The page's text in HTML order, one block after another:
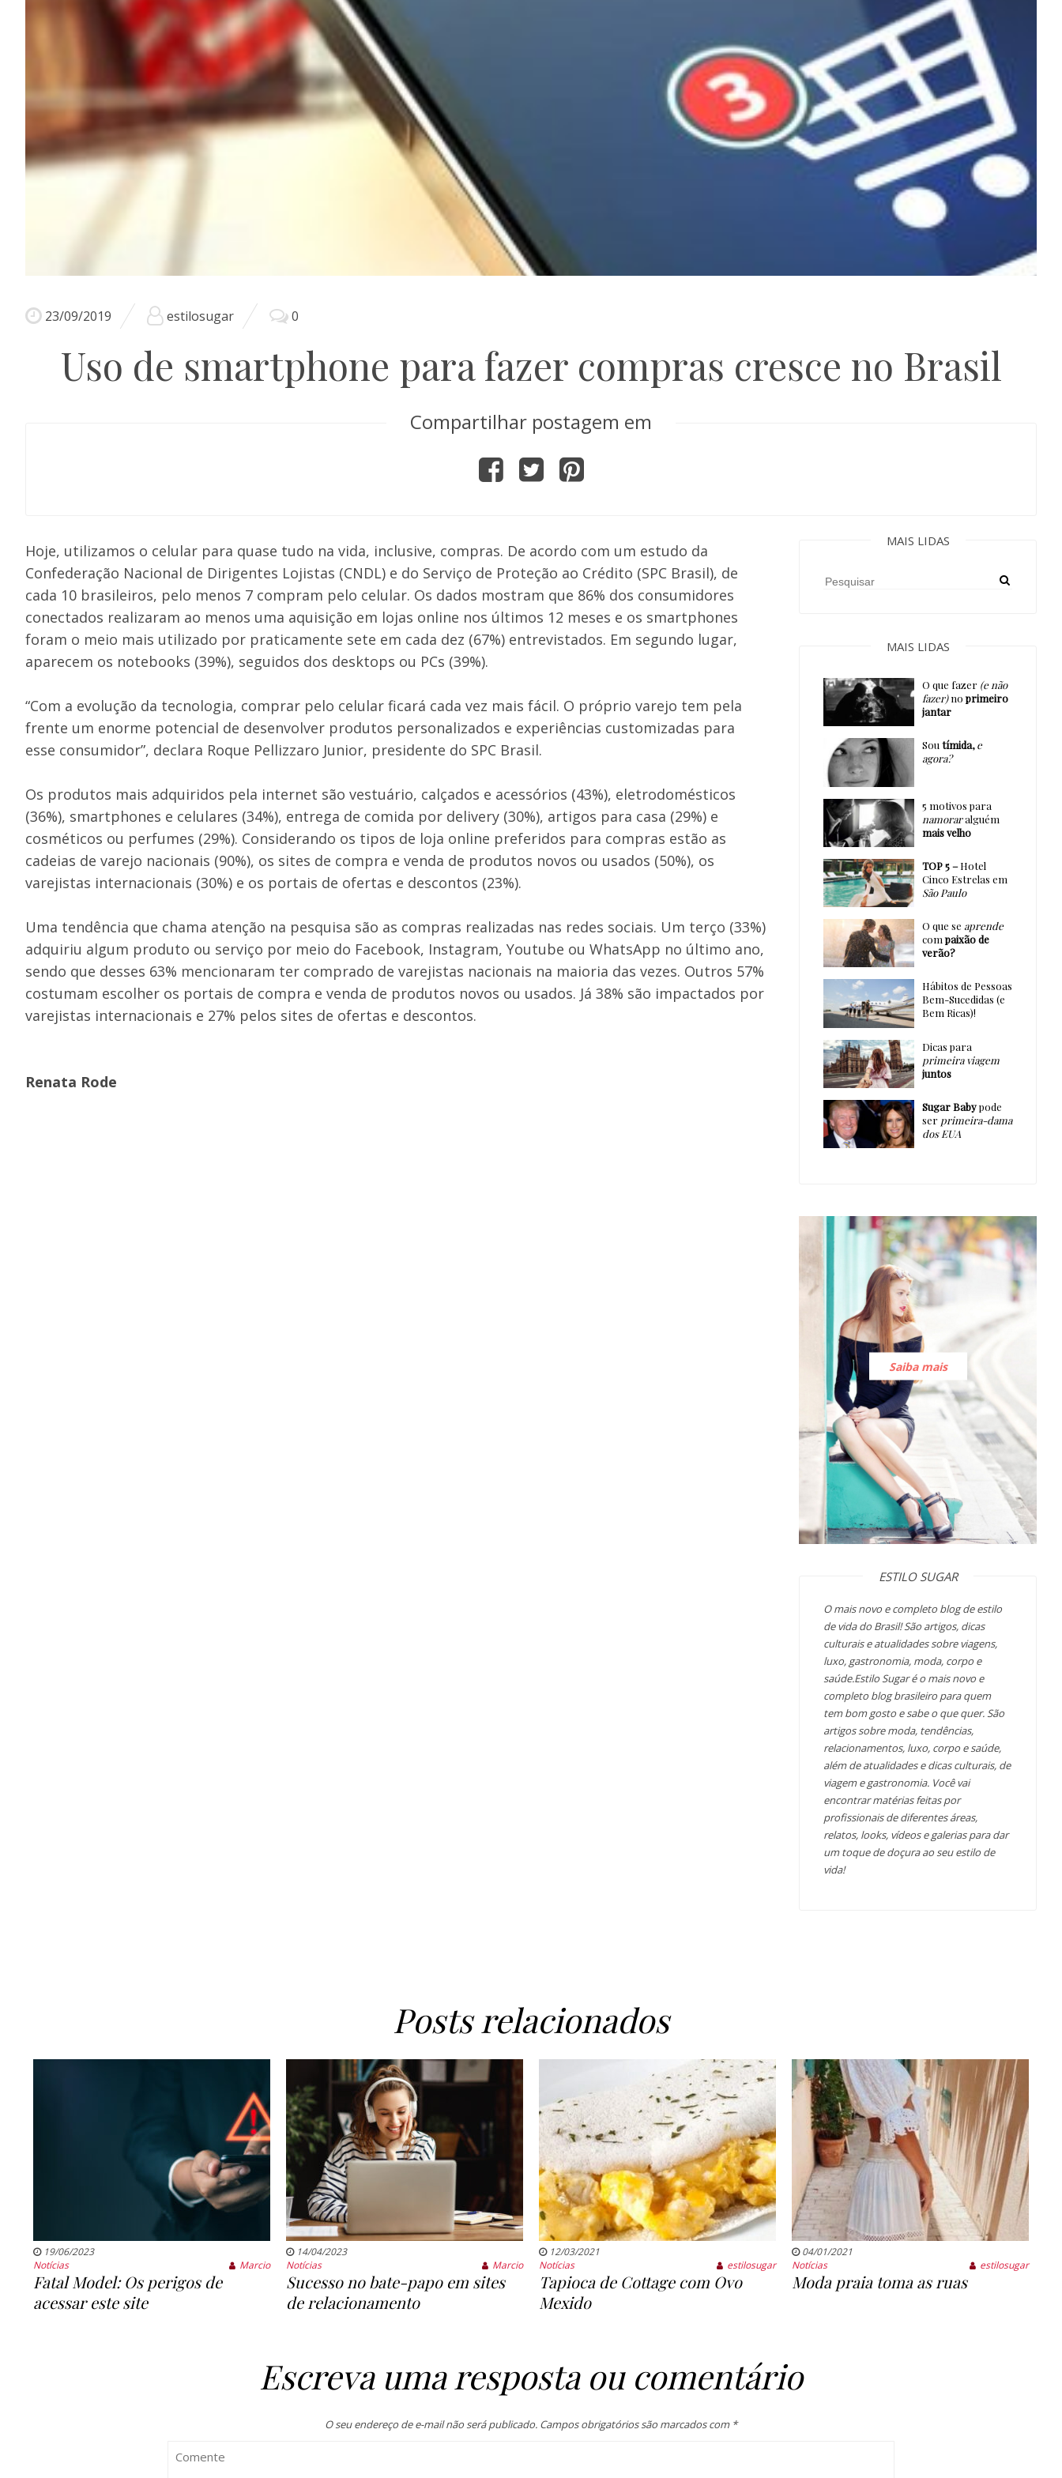
23/09/2019 estilosugar 0
Uso de smartphone para fazer compras cresce no Brasil
Compartilhar postagem em
Hoje, utilizamos o celular para quase tudo na vida, inclusive, compras. De acordo com um estudo da
Confederação Nacional de Dirigentes Lojistas (CNDL) e do Serviço de Proteção ao Crédito (SPC Brasil), de
cada 10 brasileiros, pelo menos 7 compram pelo celular. Os dados mostram que 86% dos consumidores
conectados realizaram ao menos uma aquisição em lojas online nos últimos 12 meses e os smartphones
foram o meio mais utilizado por praticamente sete em cada dez (67%) entrevistados. Em segundo lugar,
aparecem os notebooks (39%), seguidos dos desktops ou PCs (39%).
“Com a evolução da tecnologia, comprar pelo celular ficará cada vez mais fácil. O próprio varejo tem pela
frente um enorme potencial de desenvolver produtos personalizados e experiências customizadas para
esse consumidor”, declara Roque Pellizzaro Junior, presidente do SPC Brasil.
Os produtos mais adquiridos pela internet são vestuário, calçados e acessórios (43%), eletrodomésticos
(36%), smartphones e celulares (34%), entrega de comida por delivery (30%), artigos para casa (29%) e
cosméticos ou perfumes (29%). Considerando os tipos de loja online preferidos para compras estão as
cadeias de varejo nacionais (90%), os sites de compra e venda de produtos novos ou usados (50%), os
varejistas internacionais (30%) e os portais de ofertas e descontos (23%).
Uma tendência que chama atenção na pesquisa são as compras realizadas nas redes sociais. Um terço (33%)
adquiriu algum produto ou serviço por meio do Facebook, Instagram, Youtube ou WhatsApp no último ano,
sendo que desses 63% mencionaram ter comprado de varejistas nacionais na maioria das vezes. Outros 57%
costumam escolher os portais de compra e venda de produtos novos ou usados. Já 38% são impactados por
varejistas internacionais e 27% pelos sites de ofertas e descontos.
Renata Rode
MAIS LIDAS
MAIS LIDAS
O que fazer (e não
fazer)noprimeiro
jantar
Sou tímida, e
agora?
5 motivos para
namoraralguém
mais velho
TOP 5 –Hotel
Cinco Estrelas em
São Paulo
O que se aprende
compaixão de
verão?
Hábitos de Pessoas
Bem-Sucedidas (e
Bem Ricas)!
Dicas para
primeira viagem
juntos
Sugar Babypode
ser primeira-dama
dos EUA
Saiba mais
ESTILO SUGAR
O mais novo e completo blog de estilo
de vida do Brasil! São artigos, dicas
culturais e atualidades sobre viagens,
luxo, gastronomia, moda, corpo e
saúde.Estilo Sugar é o mais novo e
completo blog brasileiro para quem
tem bom gosto e sabe o que quer. São
artigos sobre moda, tendências,
relacionamentos, luxo, corpo e saúde,
além de atualidades e dicas culturais, de
viagem e gastronomia. Você vai
encontrar matérias feitas por
profissionais de diferentes áreas,
relatos, looks, vídeos e galerias para dar
um toque de doçura ao seu estilo de
vida!
Posts relacionados
19/06/2023
Notícias
Marcio
Fatal Model: Os perigos de
acessar este site
14/04/2023
Notícias
Marcio
Sucesso no bate-papo em sites
de relacionamento
12/03/2021
Notícias
estilosugar
Tapioca de Cottage com Ovo
Mexido
04/01/2021
Notícias
estilosugar
Moda praia toma as ruas
Escreva uma resposta ou comentário
O seu endereço de e-mail não será publicado. Campos obrigatórios são marcados com *